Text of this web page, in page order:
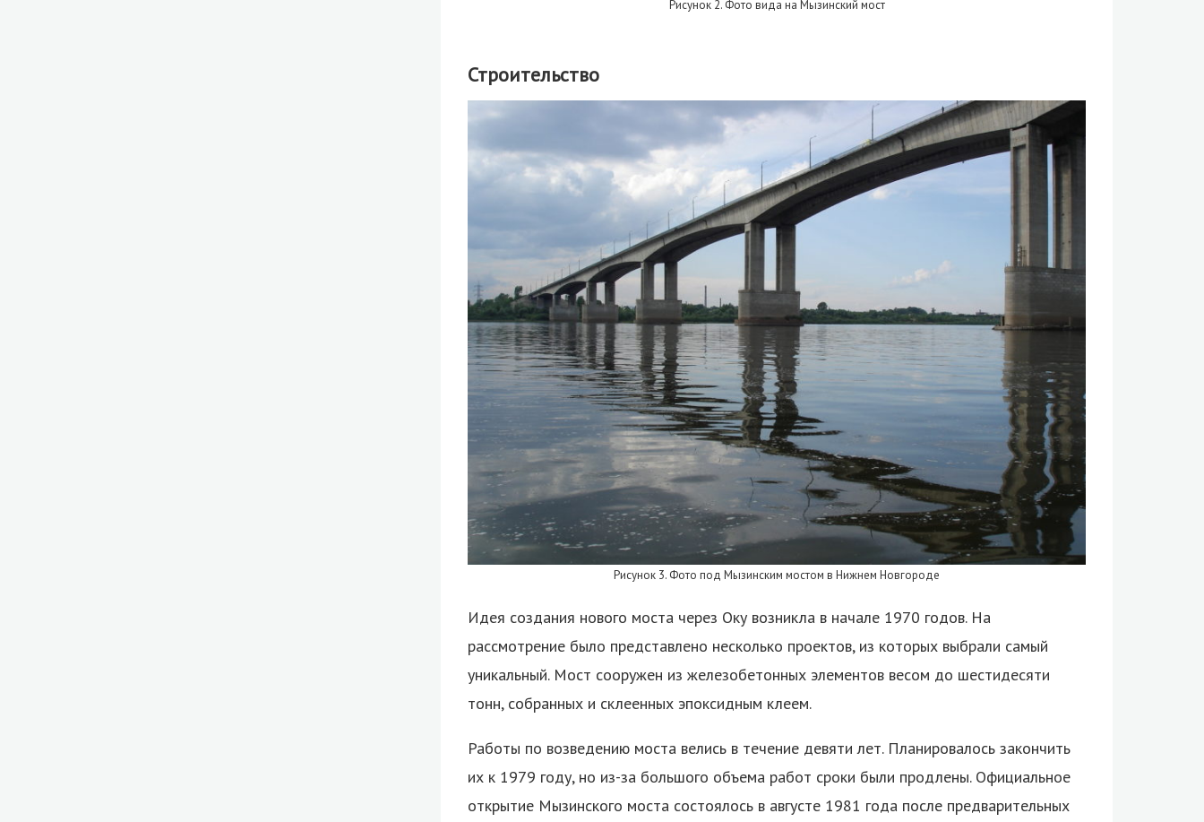
Рисунок 2. Фото вида на Мызинский мост
Строительство
Рисунок 3. Фото под Мызинским мостом в Нижнем Новгороде
Идея создания нового моста через Оку возникла в начале 1970 годов. На
рассмотрение было представлено несколько проектов, из которых выбрали самый
уникальный. Мост сооружен из железобетонных элементов весом до шестидесяти
тонн, собранных и склеенных эпоксидным клеем.
Работы по возведению моста велись в течение девяти лет. Планировалось закончить
их к 1979 году, но из-за большого объема работ сроки были продлены. Официальное
открытие Мызинского моста состоялось в августе 1981 года после предварительных